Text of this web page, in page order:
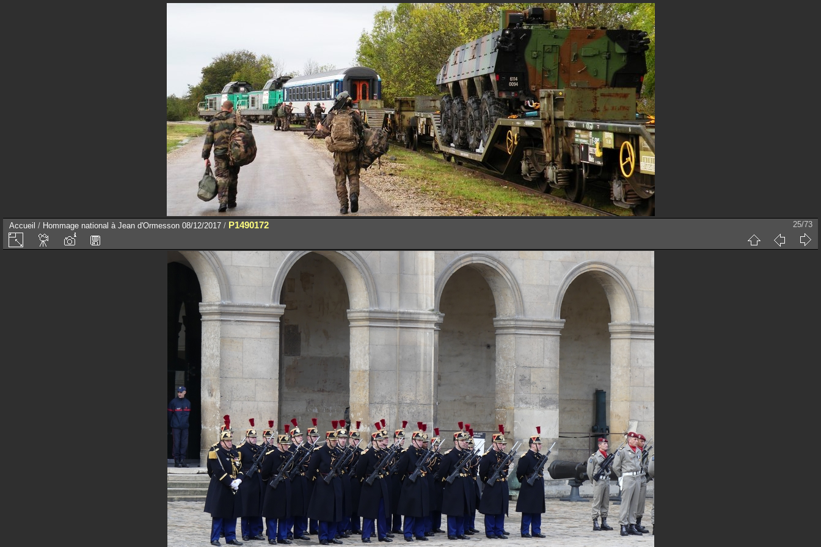
Accueil / Hommage national à Jean d'Ormesson 08/12/2017 / P1490172 25/73